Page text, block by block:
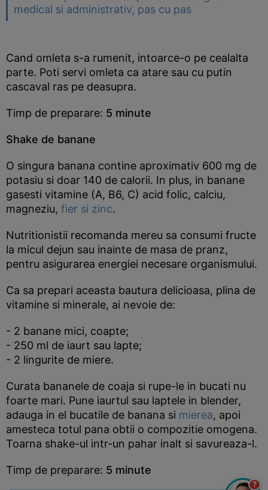
medical si administrativ, pas cu pas
Cand omleta s-a rumenit, intoarce-o pe cealalta
parte. Poti servi omleta ca atare sau cu putin
cascaval ras pe deasupra.
Timp de preparare: 5 minute
Shake de banane
O singura banana contine aproximativ 600 mg de
potasiu si doar 140 de calorii. In plus, in banane
gasesti vitamine (A, B6, C) acid folic, calciu,
magneziu, fier si zinc.
Nutritionistii recomanda mereu sa consumi fructe
la micul dejun sau inainte de masa de pranz,
pentru asigurarea energiei necesare organismului.
Ca sa prepari aceasta bautura delicioasa, plina de
vitamine si minerale, ai nevoie de:
- 2 banane mici, coapte;
- 250 ml de iaurt sau lapte;
- 2 lingurite de miere.
Curata bananele de coaja si rupe-le in bucati nu
foarte mari. Pune iaurtul sau laptele in blender,
adauga in el bucatile de banana si mierea, apoi
amesteca totul pana obtii o compozitie omogena.
Toarna shake-ul intr-un pahar inalt si savureaza-l.
Timp de preparare: 5 minute
?